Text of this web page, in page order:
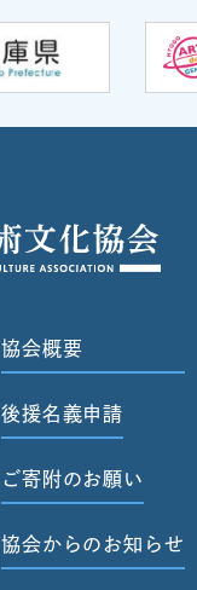
協会概要
後援名義申請
ご寄附のお願い
協会からのお知らせ